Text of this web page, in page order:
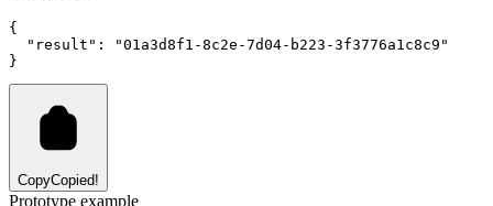
{
"result" :
"01a3d8f1-8c2e-7d04-b223-3f3776a1c8c9"
}
CopyCopied!
Prototype example